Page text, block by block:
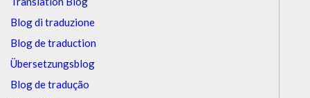
Blog di traduzione
Blog de traduction
Übersetzungsblog
Blog de tradução